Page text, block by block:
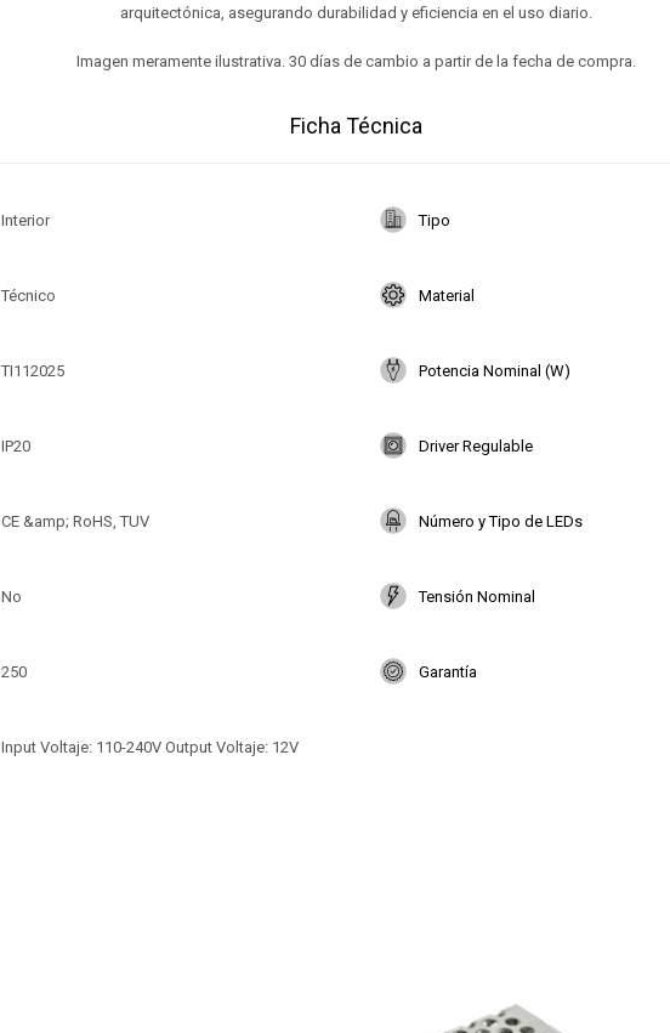
arquitectónica, asegurando durabilidad y eficiencia en el uso diario.
Imagen meramente ilustrativa. 30 días de cambio a partir de la fecha de compra.
Ficha Técnica
Interior Tipo
Técnico Material
TI112025 Potencia Nominal (W)
IP20 Driver Regulable
CE &amp; RoHS, TUV Número y Tipo de LEDs
No Tensión Nominal
250 Garantía
Input Voltaje: 110-240V Output Voltaje: 12V